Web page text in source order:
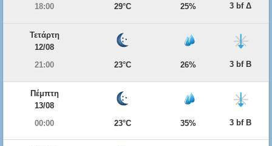
18:00
29°C 25% 3 bf Δ
Τετάρτη
12/08
21:00
23°C 26% 3 bf Β
Πέμπτη
13/08
00:00
23°C 35% 3 bf Β